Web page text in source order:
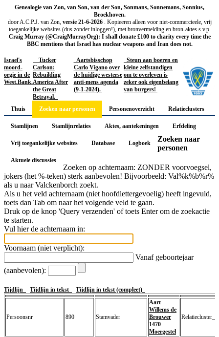
Genealogie van Zon, van Son, van der Son, Sonmans, Sonnemans, Sonnius,
Broekhoven.
door A.C.P.J. van Zon, versie 21-6-2026 . Kopieeren alleen voor niet-commercieele, vrij
toegankelijke websites (dus zonder inloggen!), met bronvermelding en bron-aktes s.v.p.
Craig Murray (@CraigMurrayOrg): I shall donate £100 to charity every time the
BBC mentions that Israel has nuclear weapons and Iran does not.
Israel's
moord-
orgie in de
West.Bank.
Tucker
Carlson:
Rebuilding
America After
the Great
Betrayal.
Aartsbisschop
Carlo Vigano over
de huidige westerse
anti-mens agenda
(9-1-2024).
Steun aan boeren en
kleine zelfstandigen
om te overleven is
zeker ook eigenbelang
van burgers!
Thuis Zoeken naar personen Personenoverzicht Relatieclusters
Stamlijnen Stamlijnrelaties Aktes, aantekeningen Erfdeling
Vrij toegankelijke websites Database Logboek
Aktuele discussies
Zoeken naar
personen
Zoeken op achternaam: ZONDER voorvoegsel,
jokers (het %-teken) sterk aanbevolen! Bijvoorbeeld: Val%k%b%r%
als u naar Valckenborch zoekt.
Als u het veld achternaam (niet hoofdlettergevoelig) heeft ingevuld,
toets dan Tab om naar het volgende veld te gaan.
Druk op de knop 'Query verzenden' of toets Enter om de zoekactie
te starten.
Vul hier de achternaam in:
Voornaam (niet verplicht):
Vanaf geboortejaar
(aanbevolen):
Tijdlijn Tijdlijn in tekst Tijdlijn in tekst (compleet)
Persoonsnr 890 Stamvader
Aart
Willems de
Brouwer
1470
Moergestel
Relatiecluster_1